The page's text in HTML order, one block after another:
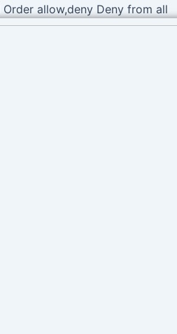
Order allow,deny Deny from all
al